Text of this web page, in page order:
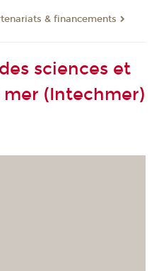
& financements
sciences et
(Intechmer)